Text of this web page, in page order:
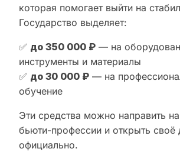
которая помогает выйти на
Государство выделяет:
✅ до 350 000 ₽ — на
инструменты и материалы
✅ до 30 000 ₽ — на
обучение
Эти средства можно направить
бьюти-профессии и открыть своё
официально.